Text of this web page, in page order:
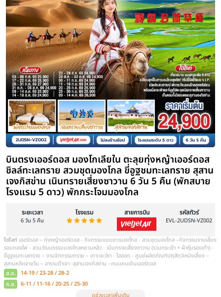
ทัวร์มองโกเลียใน บินตรงออร์ดอส ทุ่ง
ทะเลทรายอินเคินทาล ชมพระอาทิตย์
งานเลี้ยงรอบกองไฟ 5 วัน 4 คืน (พักเ
โรงแรม 4 ดาว
ระยะเวลา
5 วัน 4 คืน
โรงแรม สายการบิน
ไฮไลท์Day 1: สนามบินสุวรรณภูมิ – สนามบินออร์ดอส – เมืองออร์ดอส
มองโกล – ทุ่งหญ้าออดอสร์ – ทุ่งหญ้าออดอสร์ – ร่วมงานเลี้ยงรอบก
ขึ้นที่ทุ่งหญ้า – ชิมอาหารเช้าสไตล์มองโกล – เขตการท่องเที่ยวเจงกิสข่า
ตลาดกลางคืนตาลาเต่อฉี | Day 4: ร้านขนอูฐ – ร้านยาสมุนไพรจีน – ทะ
ทรายอินเคินทาลา | Day 5: ร้านขนอูฐ – ร้านยาสมุนไพรจีน – ทะเลทรา
เคินทาลาaหมอนโอโซน – ร้านหยก – แหล่งวัฒนธรรมมองโกลหยวนหลิว
ส.ค. 19-23
ก.ย. 2-6 / 16-20 / 30-4